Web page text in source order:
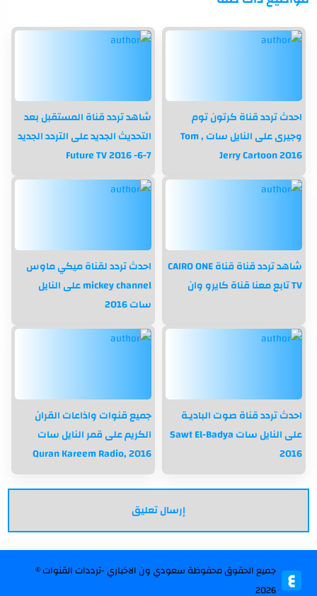
احدث تردد قناة كرتون توم
وجيرى على النايل سات Tom ,
Jerry Cartoon 2016
شاهد تردد قناة المستقبل بعد
التحديث الجديد على التردد الجديد
7-6- Future TV 2016
شاهد تردد قناة قناة CAIRO ONE
TV تابع معنا قناة كايرو وان
احدث تردد لقناة ميكي ماوس
mickey channel على النايل
سات 2016
احدث تردد قناة صوت الباديـة
على النايل سات Sawt El-Badya
2016
جميع قنوات واذاعات القران
الكريم على قمر النايل سات
2016 ,Quran Kareem Radio
جميع الحقوق محفوظة سعودي ون الاخباري -ترددات القنوات©
2026